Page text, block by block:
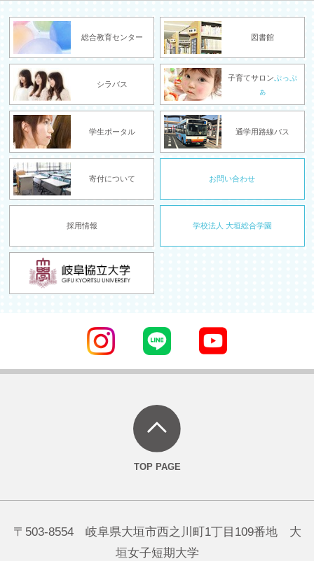
総合教育センター 図書館
シラバス
子育てサロンぷっぷ
ぁ
学生ポータル 通学用路線バス
寄付について お問い合わせ
採用情報 学校法人 大垣総合学園
〒503-8554 岐阜県大垣市西之川町1丁目109番地 大
垣女子短期大学